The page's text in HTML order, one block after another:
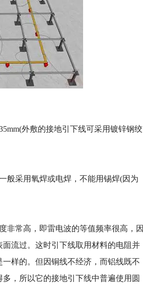
外敷的接地引下线可采用镀锌钢绞
采用氧焊或电焊，不能用锡焊(因为
常高，即雷电波的等值频率很高，因
流过。这时引下线取用材料的电阻并
样的。但因铜线不经济，而铝线既不
，所以它的接地引下线中普遍使用圆